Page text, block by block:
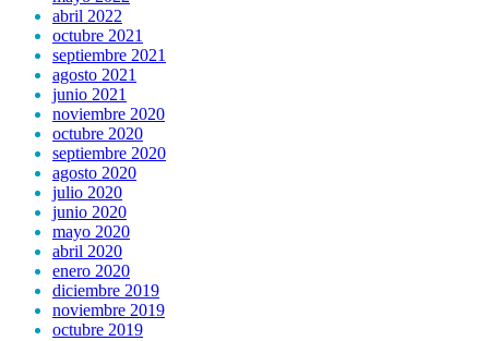
abril 2022
octubre 2021
septiembre 2021
agosto 2021
junio 2021
noviembre 2020
octubre 2020
septiembre 2020
agosto 2020
julio 2020
junio 2020
mayo 2020
abril 2020
enero 2020
diciembre 2019
noviembre 2019
octubre 2019